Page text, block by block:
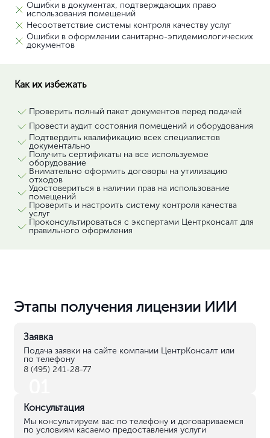
Ошибки в документах, подтверждающих право
использования помещений
Несоответствие системы контроля качеству услуг
Ошибки в оформлении санитарно-эпидемиологических
документов
Как их избежать
Проверить полный пакет документов перед подачей
Провести аудит состояния помещений и оборудования
Подтвердить квалификацию всех специалистов
документально
Получить сертификаты на все используемое
оборудование
Внимательно оформить договоры на утилизацию
отходов
Удостовериться в наличии прав на использование
помещений
Проверить и настроить систему контроля качества
услуг
Проконсультироваться с экспертами Центрконсалт для
правильного оформления
Этапы получения лицензии ИИИ
Заявка
Подача заявки на сайте компании ЦентрКонсалт или
по телефону
8 (495) 241-28-77
Консультация
Мы консультируем вас по телефону и договариваемся
по условиям касаемо предоставления услуги